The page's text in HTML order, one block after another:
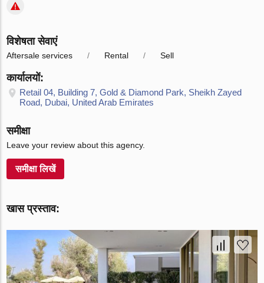
विशेषता सेवाएं
Aftersale services Rental Sell
कार्यालयों:
Retail 04, Building 7, Gold & Diamond Park, Sheikh Zayed
Road, Dubai, United Arab Emirates
समीक्षा
Leave your review about this agency.
समीक्षा लिखें
खास प्रस्ताव: